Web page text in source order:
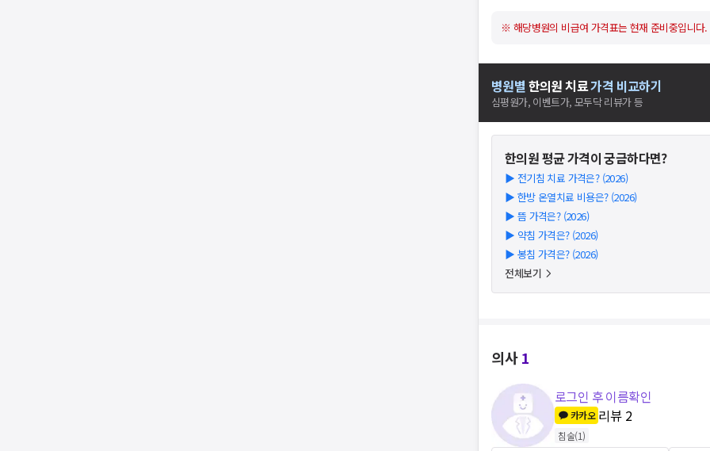
※ 해당병원의 비급여 가격표는 현재 준비중입니다.
병원별 한의원치료가격 비교하기
심평원가, 이벤트가, 모두닥 리뷰가 등
한의원평균 가격이 궁금하다면?
▶ 전기침 치료 가격은? (2026)
▶ 한방 온열치료 비용은? (2026)
▶ 뜸 가격은? (2026)
▶ 약침 가격은? (2026)
▶ 봉침 가격은? (2026)
전체보기
의사1
로그인 후 이름확인
카카오 리뷰 2
침술(1)